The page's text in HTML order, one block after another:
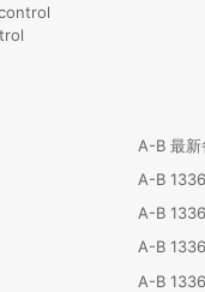
A-B 最新
A-B
A-B
A-B
A-B